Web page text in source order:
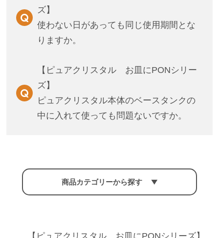
ズ】
使わない日があっても同じ使用期間とな
りますか。
【ピュアクリスタル お皿にPONシリー
ズ】
ピュアクリスタル本体のベースタンクの
中に入れて使っても問題ないですか。
商品カテゴリーから探す